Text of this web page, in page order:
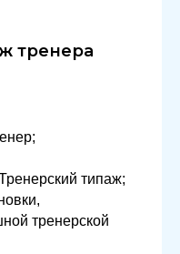
тренера
типаж;
тренерской